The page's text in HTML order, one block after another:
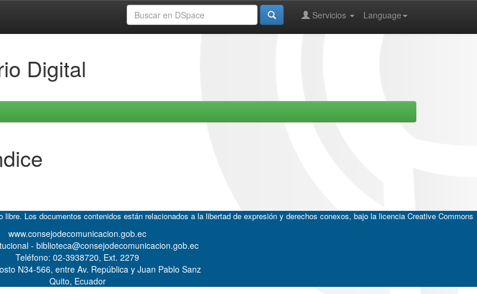
Language
Servicios
Digital
Los documentos contenidos están relacionados a la libertad de expresión y derechos conexos, bajo la licencia Creative Commons
www.consejodecomunicacion.gob.ec
- biblioteca@consejodecomunicacion.gob.ec
Teléfono: 02-3938720, Ext. 2279
N34-566, entre Av. República y Juan Pablo Sanz
Quito, Ecuador